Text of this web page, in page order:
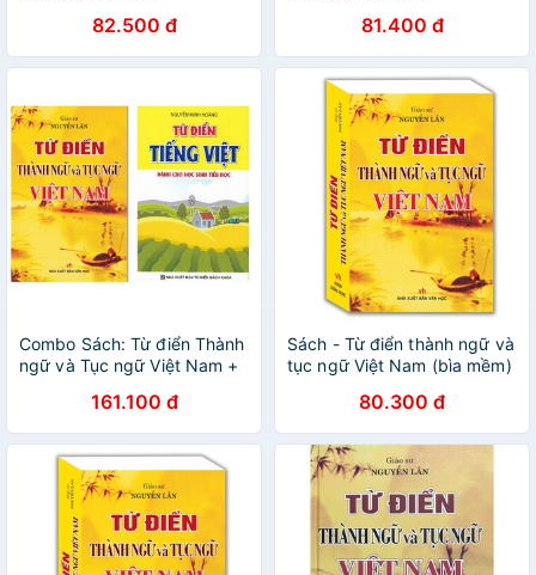
82.500 đ 81.400 đ
Combo Sách: Từ điển Thành
ngữ và Tục ngữ Việt Nam +
học sinh tiểu học
161.100 đ
Sách - Từ điển thành ngữ và
tục ngữ Việt Nam (bìa mềm)
80.300 đ